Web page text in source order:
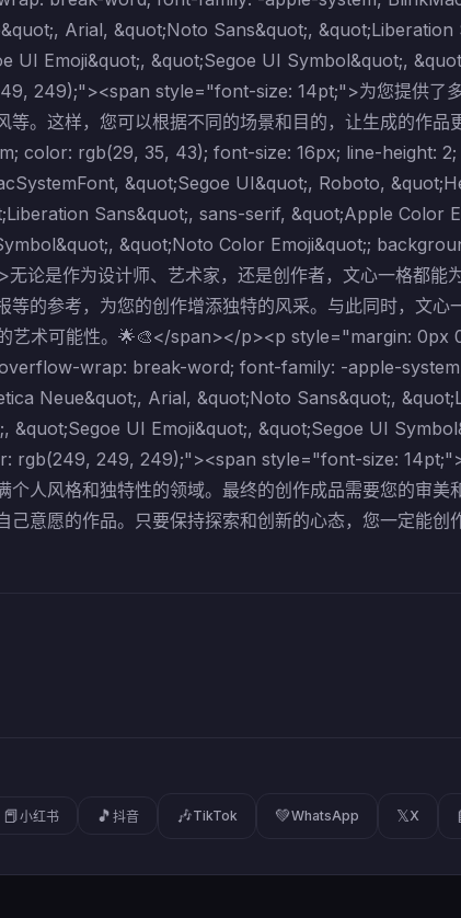
Arial, &quot;Noto Sans&quot;,
UI Emoji&quot;, &quot;Segoe UI Symbol&quot;,
249);"><span style="font-size: 14pt;">为您提供了多
等。这样，您可以根据不同的场景和目的，让生成的作
color: rgb(29, 35, 43); font-size: 16px; line-height:
&quot;Segoe UI&quot;, Roboto,
Sans&quot;, sans-serif, &quot;Apple Color
&quot;Noto Color Emoji&quot;;
论是作为设计师、艺术家，还是创作者，文心一格都能
等的参考，为您的创作增添独特的风采。与此同时，文心
艺术可能性。🌟🎨</span></p><p style="margin:
wrap: break-word; font-family: -apple-
Neue&quot;, Arial, &quot;Noto Sans&quot;,
&quot;Segoe UI Emoji&quot;, &quot;Segoe UI
rgb(249, 249, 249);"><span style="font-size: 14pt;">
个人风格和独特性的领域。最终的创作成品需要您的审美
己意愿的作品。只要保持探索和创新的心态，您一定能
📕 小红书 🎵 抖音 🎶TikTok 💚WhatsApp 𝕏X